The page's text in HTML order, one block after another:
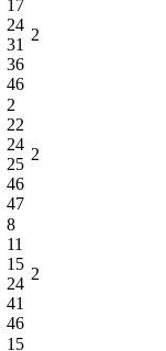
17
24
31
36
46
2
2
22
24
25
46
47
2
8
11
15
24
41
46
2
15